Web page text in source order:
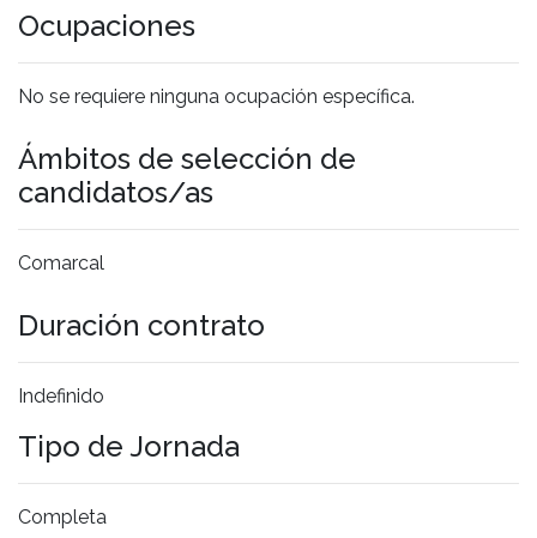
Ocupaciones
No se requiere ninguna ocupación específica.
Ámbitos de selección de
candidatos/as
Comarcal
Duración contrato
Indefinido
Tipo de Jornada
Completa